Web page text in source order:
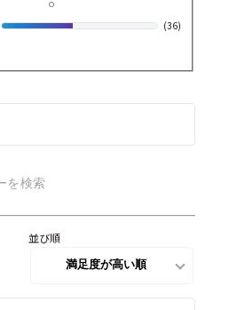
(36)
並び順